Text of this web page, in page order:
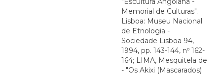
Memorial de Culturas".
Lisboa: Museu Nacional
de Etnologia -
Sociedade Lisboa 94,
1994, pp. 143-144, nº 162-
164; LIMA, Mesquitela de
- "Os Akixi (Mascarados)